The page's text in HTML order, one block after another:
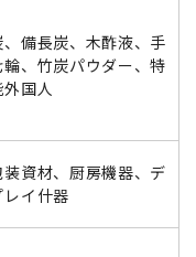
備長炭、木酢液、手
輪、竹炭パウダー、特
国人
資材、厨房機器、デ
レイ什器